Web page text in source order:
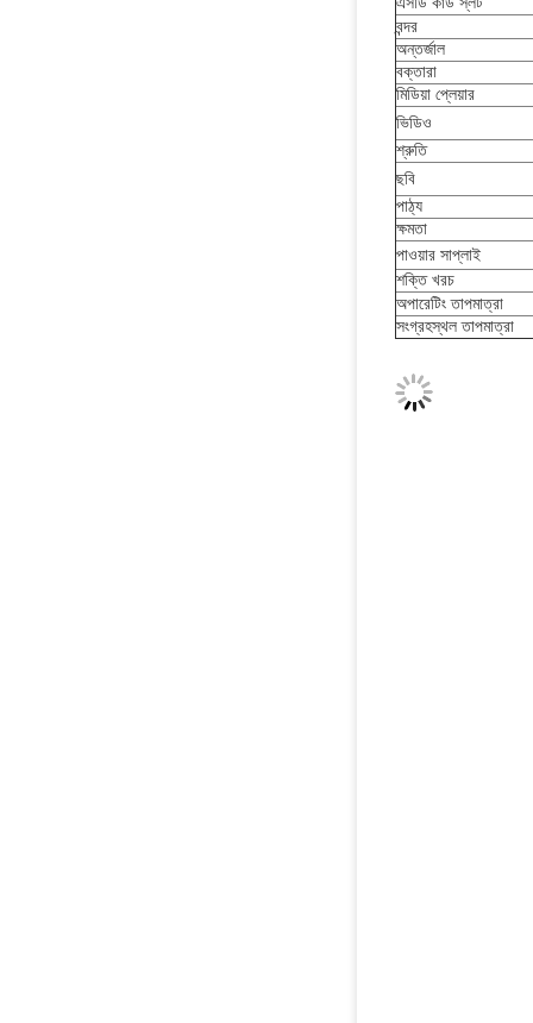
অন্তর্জাল
বক্তারা
মিডিয়া প্লেয়ার
ভিডিও
শ্রুতি
ছবি
পাঠ্য
ক্ষমতা
পাওয়ার সাপ্লাই
শক্তি খরচ
অপারেটিং তাপমাত্রা
সংগ্রহস্থল তাপমাত্রা